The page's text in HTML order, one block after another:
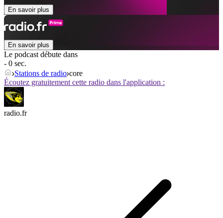
En savoir plus
En savoir plus
Le podcast débute dans
- 0 sec.
Stations de radio core
Écoutez gratuitement cette radio dans l'application :
radio.fr